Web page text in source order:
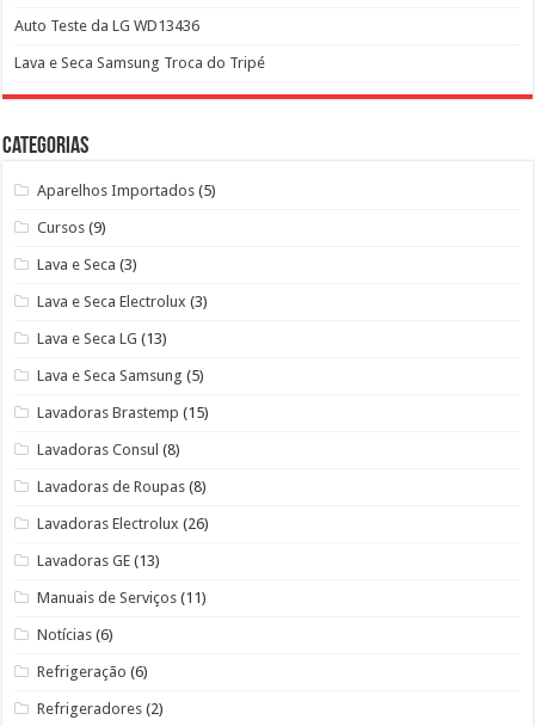
Auto Teste da LG WD13436
Lava e Seca Samsung Troca do Tripé
Categorias
Aparelhos Importados (5)
Cursos (9)
Lava e Seca (3)
Lava e Seca Electrolux (3)
Lava e Seca LG (13)
Lava e Seca Samsung (5)
Lavadoras Brastemp (15)
Lavadoras Consul (8)
Lavadoras de Roupas (8)
Lavadoras Electrolux (26)
Lavadoras GE (13)
Manuais de Serviços (11)
Notícias (6)
Refrigeração (6)
Refrigeradores (2)